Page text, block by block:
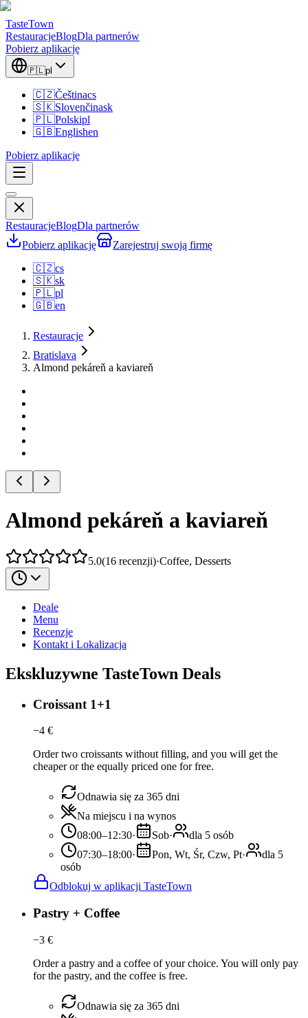
TasteTown
RestauracjeBlogDla partnerów
Pobierz aplikację
🇵🇱pl
🇨🇿Češtinacs
🇸🇰Slovenčinask
🇵🇱Polskipl
🇬🇧Englishen
Pobierz aplikację
RestauracjeBlogDla partnerów
Pobierz aplikację
Zarejestruj swoją firmę
🇨🇿cs
🇸🇰sk
🇵🇱pl
🇬🇧en
Restauracje
Bratislava
Almond pekáreň a kaviareň
Almond pekáreň a kaviareň
5.0(16 recenzji)·Coffee, Desserts
Deale
Menu
Recenzje
Kontakt i Lokalizacja
Ekskluzywne TasteTown Deals
Croissant 1+1
−4 €
Order two croissants without filling, and you will get the
cheaper or the equally priced one for free.
Odnawia się za 365 dni
Na miejscu i na wynos
08:00–12:30· Sob·
dla 5 osób
07:30–18:00· Pon, Wt, Śr, Czw, Pt·
dla 5
osób
Odblokuj w aplikacji TasteTown
Pastry + Coffee
−3 €
Order a pastry and a coffee of your choice. You will only pay
for the pastry, and the coffee is free.
Odnawia się za 365 dni